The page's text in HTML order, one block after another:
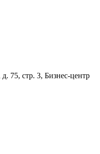
75, стр. 3, Бизнес-центр